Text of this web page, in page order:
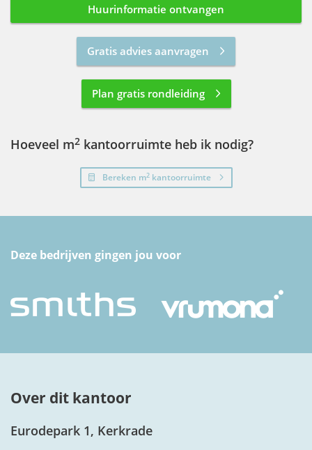
Huurinformatie ontvangen
Gratis advies aanvragen
Plan gratis rondleiding
Hoeveel m2 kantoorruimte heb ik nodig?
Bereken m2kantoorruimte
Deze bedrijven gingen jou voor
Over dit kantoor
Eurodepark 1, Kerkrade